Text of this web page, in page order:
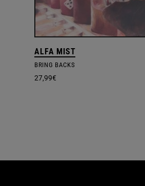
ALFA MIST
BRING BACKS
27,99€